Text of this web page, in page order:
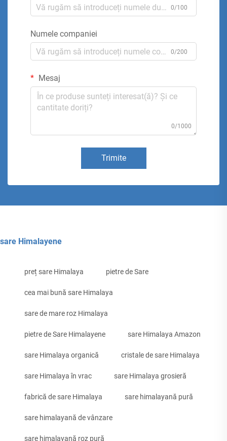
0/100
Numele companiei
0/200
Mesaj
0/1000
Trimite
sare Himalayene
preț sare Himalaya pietre de Sare
cea mai bună sare Himalaya
sare de mare roz Himalaya
pietre de Sare Himalayene sare Himalaya Amazon
sare Himalaya organică cristale de sare Himalaya
sare Himalaya în vrac sare Himalaya grosieră
fabrică de sare Himalaya sare himalayană pură
sare himalayană de vânzare
sare himalayană roz pură